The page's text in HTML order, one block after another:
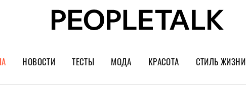
НОВОСТИ ТЕСТЫ МОДА
Тренды
КРАСОТА
Уход за лицом
СТИЛЬ ЖИЗНИ
Культура